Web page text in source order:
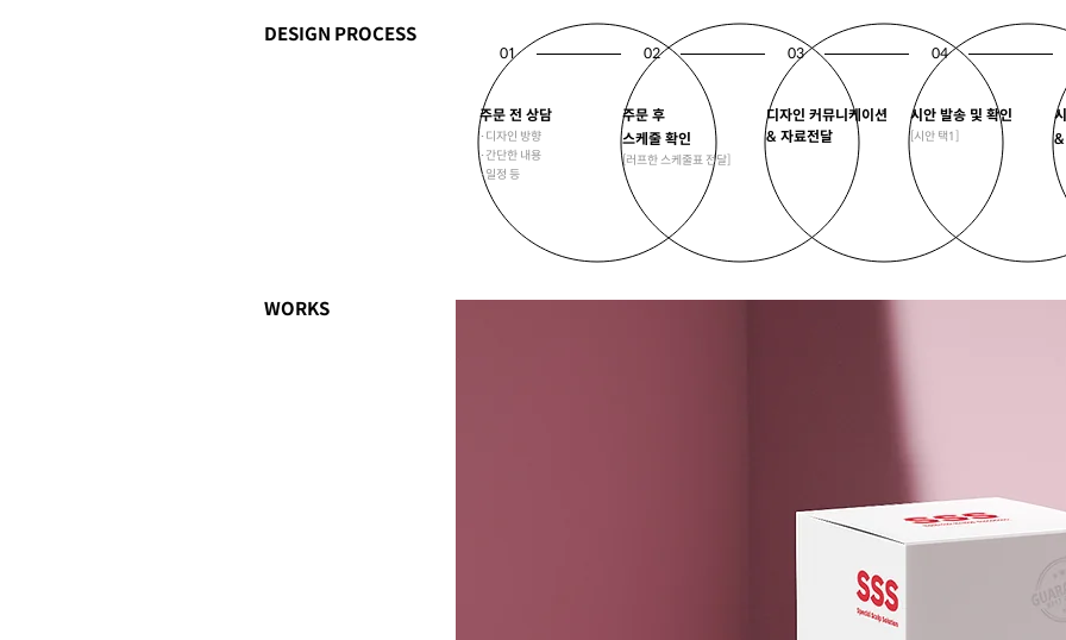
DESIGN PROCESS
01 02 03 04
주문 전 상담
･디자인 방향
･간단한 내용
･일정 등
주문 후
스케줄 확인
​[러프한 스케줄표 전달]
디자인 커뮤니케이션
& 자료전달
시안 발송 및 확인
​[시안 택1]
&
WORKS